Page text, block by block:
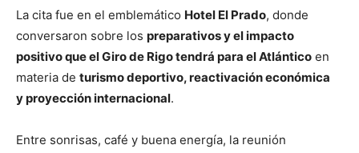
La cita fue en el emblemático Hotel El Prado, donde
conversaron sobre los preparativos y el impacto
positivo que el Giro de Rigo tendrá para el Atlántico en
materia de turismo deportivo, reactivación económica
y proyección internacional.
Entre sonrisas, café y buena energía, la reunión